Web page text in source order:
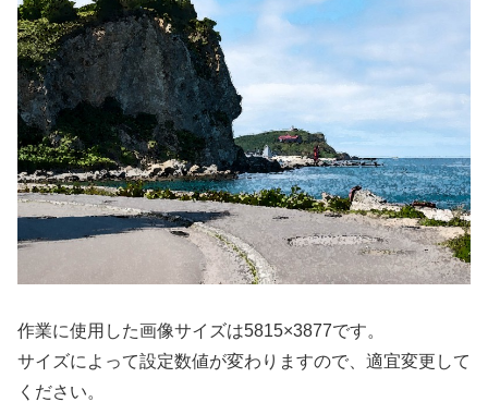
作業に使用した画像サイズは5815×3877です。
サイズによって設定数値が変わりますので、適宜変更して
ください。